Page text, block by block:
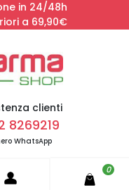
in 24/48h
a 69,90€
clienti
8269219
WhatsApp
0